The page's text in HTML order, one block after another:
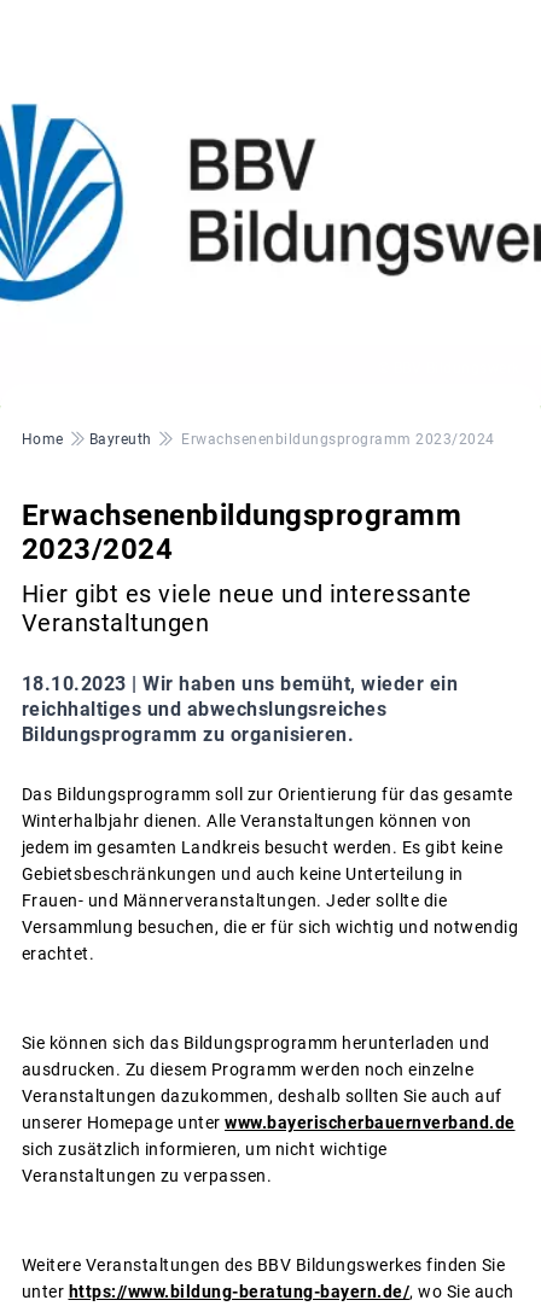
Pfadnavigation
Home Bayreuth Erwachsenenbildungsprogramm 2023/2024
Erwachsenenbildungsprogramm
2023/2024
Hier gibt es viele neue und interessante
Veranstaltungen
18.10.2023 | Wir haben uns bemüht, wieder ein
reichhaltiges und abwechslungsreiches
Bildungsprogramm zu organisieren.
Das Bildungsprogramm soll zur Orientierung für das gesamte
Winterhalbjahr dienen. Alle Veranstaltungen können von
jedem im gesamten Landkreis besucht werden. Es gibt keine
Gebietsbeschränkungen und auch keine Unterteilung in
Frauen- und Männerveranstaltungen. Jeder sollte die
Versammlung besuchen, die er für sich wichtig und notwendig
erachtet.
Sie können sich das Bildungsprogramm herunterladen und
ausdrucken. Zu diesem Programm werden noch einzelne
Veranstaltungen dazukommen, deshalb sollten Sie auch auf
unserer Homepage unter www.bayerischerbauernverband.de
sich zusätzlich informieren, um nicht wichtige
Veranstaltungen zu verpassen.
Weitere Veranstaltungen des BBV Bildungswerkes finden Sie
unter https://www.bildung-beratung-bayern.de/, wo Sie auch